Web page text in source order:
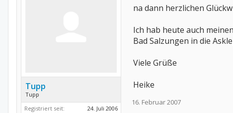
Tupp
Tupp
Registriert seit:
24. Juli 2006
na dann herzlichen
Ich hab heute auch
Bad Salzungen in die
Viele Grüße
Heike
16. Februar 2007